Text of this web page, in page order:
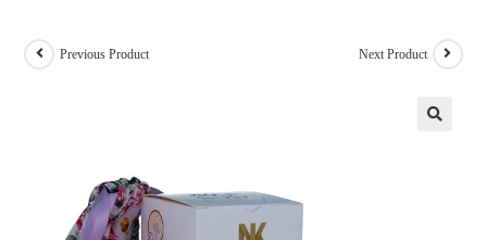
Previous Product Next Product